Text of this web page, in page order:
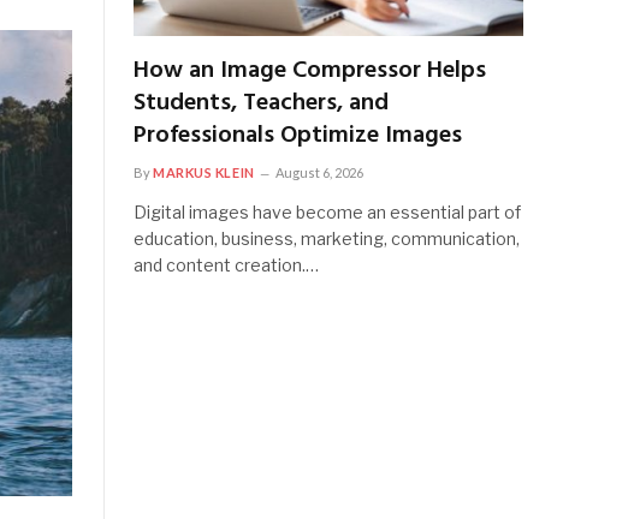
How an Image Compressor Helps
Students, Teachers, and
Professionals Optimize Images
ByMARKUS KLEIN August 6, 2026
Digital images have become an essential part of
education, business, marketing, communication,
and content creation.…